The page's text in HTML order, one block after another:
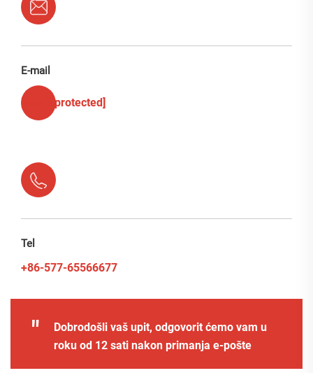
E-mail
[email protected]
Tel
+86-577-65566677
"
Dobrodošli vaš upit, odgovorit ćemo vam u
roku od 12 sati nakon primanja e-pošte